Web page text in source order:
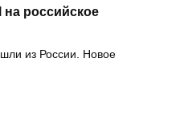
на российское
из России. Новое